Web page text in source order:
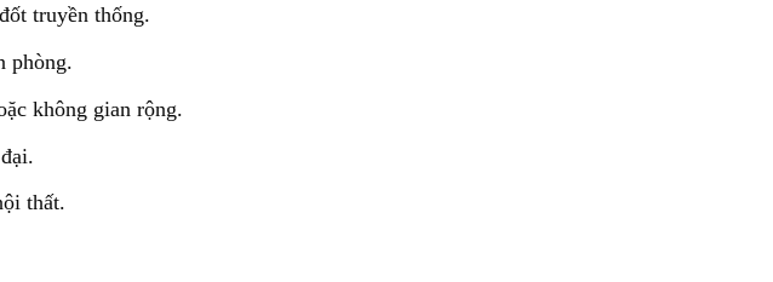
truyền thống.
phòng.
không gian rộng.
thất.